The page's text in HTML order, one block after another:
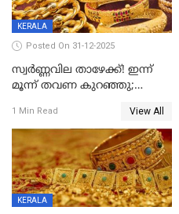
KERALA
Posted On 31-12-2025
സ്വർണ്ണവില താഴേക്ക്! ഇന്ന്
മൂന്ന് തവണ കുറഞ്ഞു;
1 Min Read View All
KERALA